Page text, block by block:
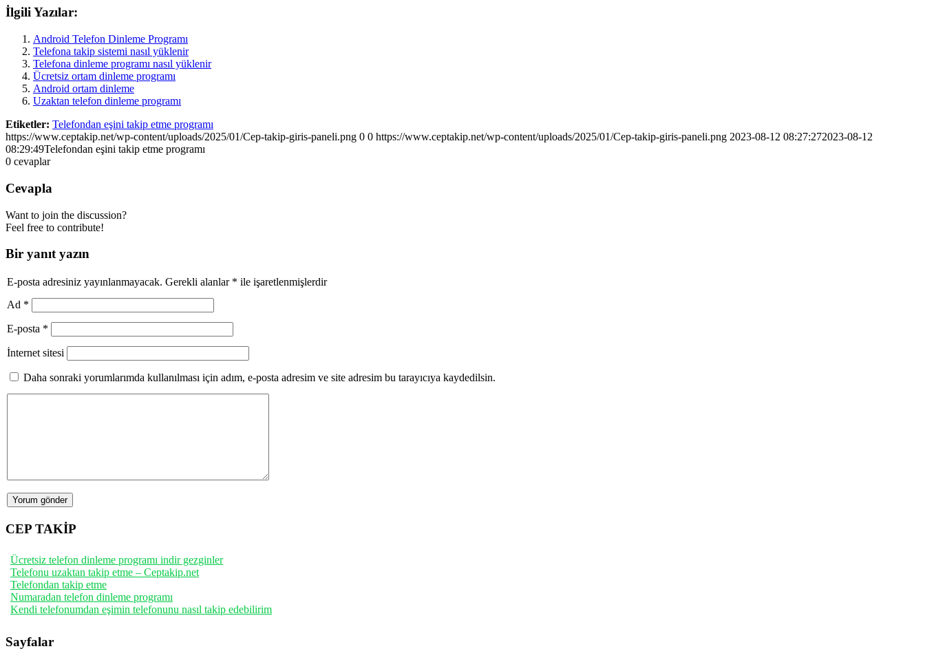
İlgili Yazılar:
Android Telefon Dinleme Programı
Telefona takip sistemi nasıl yüklenir
Telefona dinleme programı nasıl yüklenir
Ücretsiz ortam dinleme programı
Android ortam dinleme
Uzaktan telefon dinleme programı
Etiketler: Telefondan eşini takip etme programı
https://www.ceptakip.net/wp-content/uploads/2025/01/Cep-takip-giris-paneli.png 0 0 https://www.ceptakip.net/wp-content/uploads/2025/01/Cep-takip-giris-paneli.png 2023-08-12 08:27:272023-08-12
08:29:49Telefondan eşini takip etme programı
0 cevaplar
Cevapla
Want to join the discussion?
Feel free to contribute!
Bir yanıt yazın
E-posta adresiniz yayınlanmayacak. Gerekli alanlar * ile işaretlenmişlerdir
Ad *
E-posta *
İnternet sitesi
Daha sonraki yorumlarımda kullanılması için adım, e-posta adresim ve site adresim bu tarayıcıya kaydedilsin.
CEP TAKİP
Ücretsiz telefon dinleme programı indir gezginler
Telefonu uzaktan takip etme – Ceptakip.net
Telefondan takip etme
Numaradan telefon dinleme programı
Kendi telefonumdan eşimin telefonunu nasıl takip edebilirim
Sayfalar